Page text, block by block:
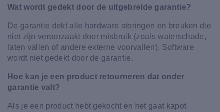
Wat wordt gedekt door de uitgebreide garantie?
De garantie dekt alle hardware storingen en breuken die
niet zijn veroorzaakt door misbruik (zoals waterschade,
laten vallen of andere externe voorvallen). Software
wordt niet gedekt door de garantie.
Hoe kan je een product retourneren dat onder
garantie valt?
Als je een product hebt gekocht en het gaat kapot